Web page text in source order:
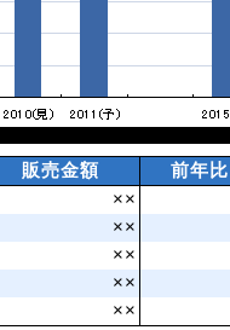
販売金額
前年比
××
××
××
××
××